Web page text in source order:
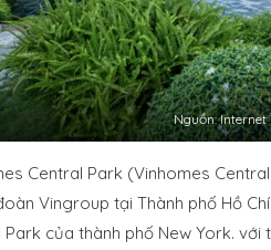
Nguồn: Internet
Central Park (Vinhomes
Vingroup tại Thành phố Hồ
của thành phố New York. với